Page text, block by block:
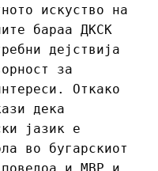
искуство на
бараа ДКСК
дејствија
за
Откако
дека
јазик е
во бугарскиот